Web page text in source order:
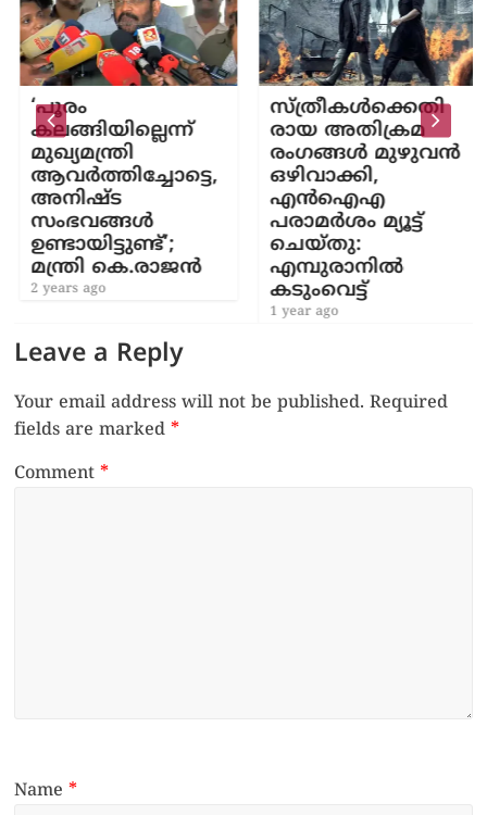
‘പൂരം
കലങ്ങിയില്ലെന്ന്
മുഖ്യമന്ത്രി
ആവർത്തിച്ചോട്ടെ,
അനിഷ്ട
സംഭവങ്ങൾ
ഉണ്ടായിട്ടുണ്ട്’;
മന്ത്രി കെ.രാജൻ
2 years ago
സ്ത്രീകൾക്കെതി
രായ അതിക്രമ
രംഗങ്ങൾ മുഴുവൻ
ഒഴിവാക്കി,
എൻഐഎ
പരാമർശം മ്യൂട്ട്
ചെയ്തു:
എമ്പുരാനിൽ
കടുംവെട്ട്
1 year ago
Leave a Reply
Your email address will not be published. Required
fields are marked*
Comment*
Name*